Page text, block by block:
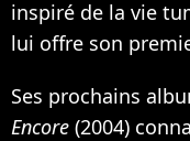
inspiré de la vie
lui offre son
Ses prochains
Encore (2004)